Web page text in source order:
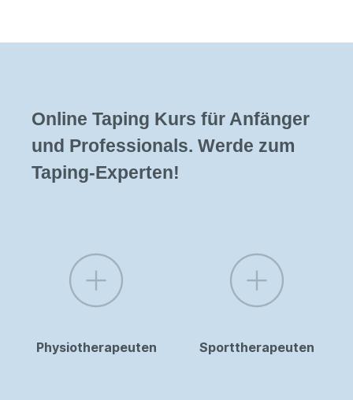
Online Taping Kurs für Anfänger
und Professionals. Werde zum
Taping-Experten!
Physiotherapeuten Sporttherapeuten